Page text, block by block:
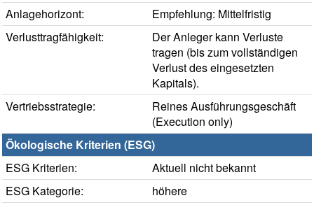
Anlagehorizont:
Empfehlung: Mittelfristig
Verlusttragfähigkeit:
Der Anleger kann Verluste
tragen (bis zum vollständigen
Verlust des eingesetzten
Kapitals).
Vertriebsstrategie:
Reines Ausführungsgeschäft
(Execution only)
Ökologische Kriterien (ESG)
ESG Kriterien:
Aktuell nicht bekannt
ESG Kategorie:
höhere